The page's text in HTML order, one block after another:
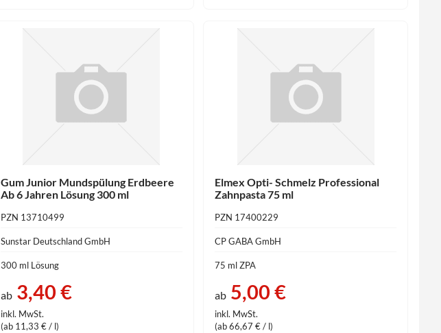
Gum Junior Mundspülung Erdbeere
Ab 6 Jahren Lösung 300 ml
PZN 13710499
Sunstar Deutschland GmbH
300 ml Lösung
ab3,40 €
inkl. MwSt.
(ab 11,33 € / l)
Elmex Opti- Schmelz Professional
Zahnpasta 75 ml
PZN 17400229
CP GABA GmbH
75 ml ZPA
ab 5,00 €
inkl. MwSt.
(ab 66,67 € / l)